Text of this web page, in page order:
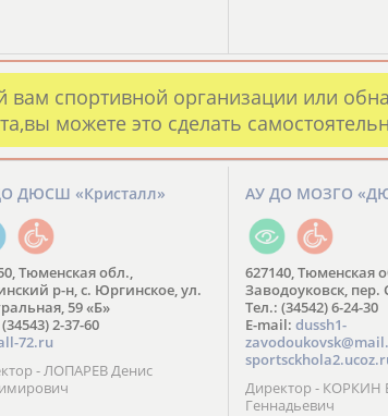
спортивной организации или
можете это сделать
ДЮСШ «Кристалл»
Тюменская обл.,
р-н, с. Юргинское, ул.
59 «Б»
2-37-60
72.ru
- ЛОПАРЕВ Денис
АУ ДО МОЗГО
627140, Тюменская
Заводоуковск, пер.
Тел.: (34542) 6-24-30
​E-mail: dussh1-
Директор - КОРКИН
Геннадьевич